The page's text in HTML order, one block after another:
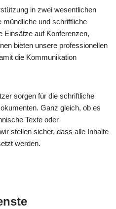
in zwei wesentlichen
mündliche und schriftliche
Einsätze auf Konferenzen,
bieten unsere professionellen
die Kommunikation
sorgen für die schriftliche
Ganz gleich, ob es
Texte oder
stellen sicher, dass alle Inhalte
werden.